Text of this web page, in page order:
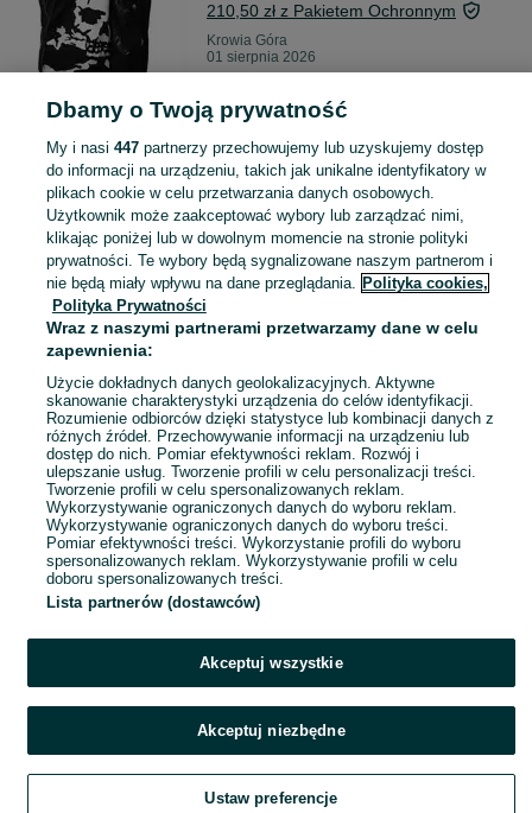
210,50 zł z Pakietem Ochronnym
Krowia Góra
01 sierpnia 2026
Czarny top z czaszką i zamkami
Punk Republic
200 zł
210,50 zł z Pakietem Ochronnym
Krowia Góra
01 sierpnia 2026
S / 36 Czarny
poizen industries
200 zł
210,50 zł z Pakietem Ochronnym
Krowia Góra
01 sierpnia 2026
S / 36 Czarny Inny
Dbamy o Twoją prywatność
My i nasi 447partnerzy przechowujemy lub uzyskujemy dostęp
do informacji na urządzeniu, takich jak unikalne identyfikatory w
plikach cookie w celu przetwarzania danych osobowych.
Użytkownik może zaakceptować wybory lub zarządzać nimi,
klikając poniżej lub w dowolnym momencie na stronie polityki
prywatności. Te wybory będą sygnalizowane naszym partnerom i
nie będą miały wpływu na dane przeglądania. Polityka cookies,
Polityka Prywatności
Wraz z naszymi partnerami przetwarzamy dane w celu
zapewnienia:
Użycie dokładnych danych geolokalizacyjnych. Aktywne
skanowanie charakterystyki urządzenia do celów identyfikacji.
Rozumienie odbiorców dzięki statystyce lub kombinacji danych z
różnych źródeł. Przechowywanie informacji na urządzeniu lub
dostęp do nich. Pomiar efektywności reklam. Rozwój i
ulepszanie usług. Tworzenie profili w celu personalizacji treści.
Tworzenie profili w celu spersonalizowanych reklam.
Wykorzystywanie ograniczonych danych do wyboru reklam.
Wykorzystywanie ograniczonych danych do wyboru treści.
Pomiar efektywności treści. Wykorzystanie profili do wyboru
spersonalizowanych reklam. Wykorzystywanie profili w celu
doboru spersonalizowanych treści.
Lista partnerów (dostawców)
Akceptuj wszystkie
Akceptuj niezbędne
Ustaw preferencje